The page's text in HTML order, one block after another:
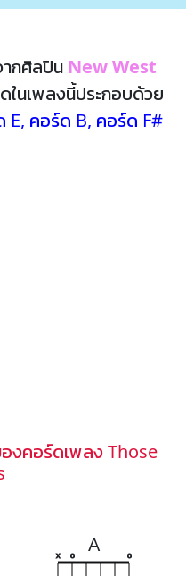
กศิลปิน New West
ในเพลงนี้ประกอบด้วย
E, คอร์ด B, คอร์ด F#
งคอร์ดเพลง Those
A
x o o